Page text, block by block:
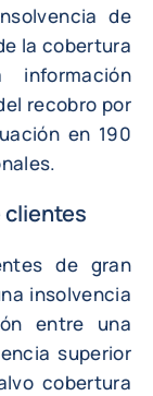
de
la cobertura
recobro por
en 190
clientes
de gran
insolvencia
entre una
superior
cobertura